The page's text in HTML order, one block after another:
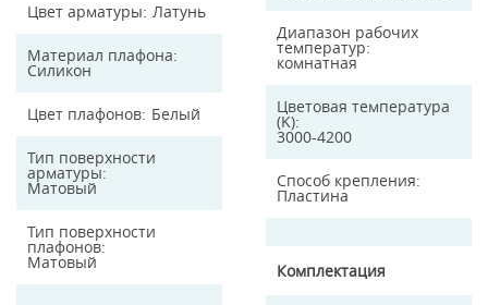
Цвет арматуры Латунь
Материал плафона
Силикон
Цвет плафонов Белый
Тип поверхности
арматуры
Матовый
Тип поверхности
плафонов
Матовый
Диапазон рабочих
температур
комнатная
Цветовая температура
(K)
3000-4200
Способ крепления
Пластина
Комплектация